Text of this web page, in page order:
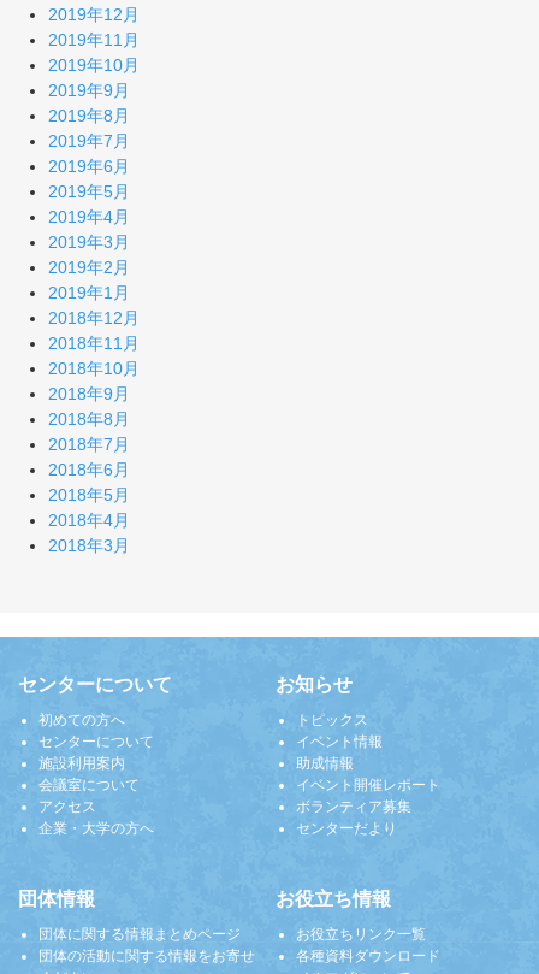
2019年12月
2019年11月
2019年10月
2019年9月
2019年8月
2019年7月
2019年6月
2019年5月
2019年4月
2019年3月
2019年2月
2019年1月
2018年12月
2018年11月
2018年10月
2018年9月
2018年8月
2018年7月
2018年6月
2018年5月
2018年4月
2018年3月
センターについて
初めての方へ
センターについて
施設利用案内
会議室について
アクセス
企業・大学の方へ
お知らせ
トピックス
イベント情報
助成情報
イベント開催レポート
ボランティア募集
センターだより
団体情報
団体に関する情報まとめページ
団体の活動に関する情報をお寄せ
お役立ち情報
お役立ちリンク一覧
各種資料ダウンロード